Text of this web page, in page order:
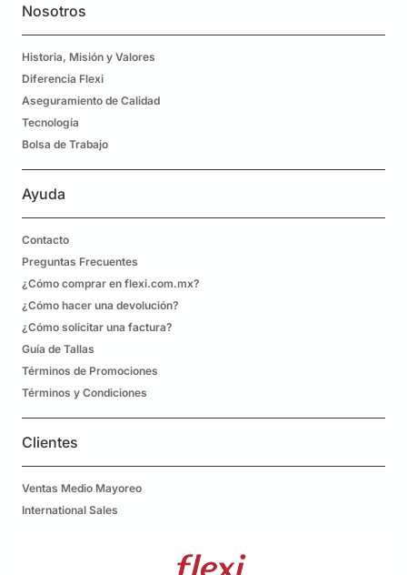
Nosotros
Historia, Misión y Valores
Diferencia Flexi
Aseguramiento de Calidad
Tecnología
Bolsa de Trabajo
Ayuda
Contacto
Preguntas Frecuentes
¿Cómo comprar en flexi.com.mx?
¿Cómo hacer una devolución?
¿Cómo solicitar una factura?
Guía de Tallas
Términos de Promociones
Términos y Condiciones
Clientes
Ventas Medio Mayoreo
International Sales